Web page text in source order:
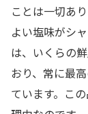
ことは一切あ
よい塩味がシ
は、いくらの
おり、常に最
ています。こ